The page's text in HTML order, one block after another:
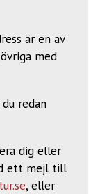
är en av
med
redan
dig eller
ett mejl till
, eller